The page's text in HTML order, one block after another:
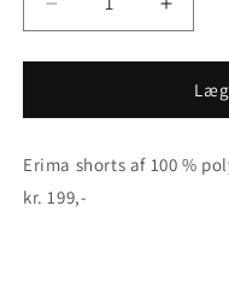
Reducer
antallet
for
str.
-
Celta
Øg
antallet
for
Outlet
str.
-
Erima shorts af 100 %
kr. 199,-